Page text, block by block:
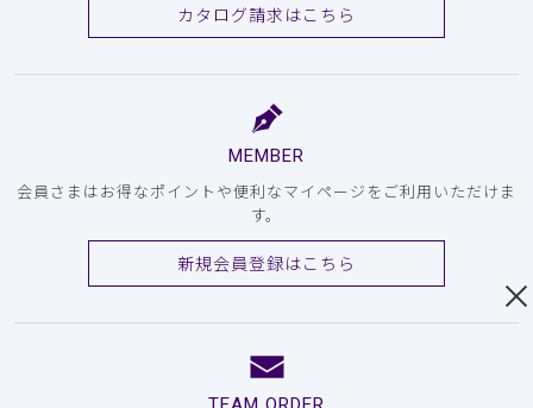
カタログ請求はこちら
MEMBER
会員さまはお得なポイントや便利なマイページをご利用いただけま
す。
新規会員登録はこちら